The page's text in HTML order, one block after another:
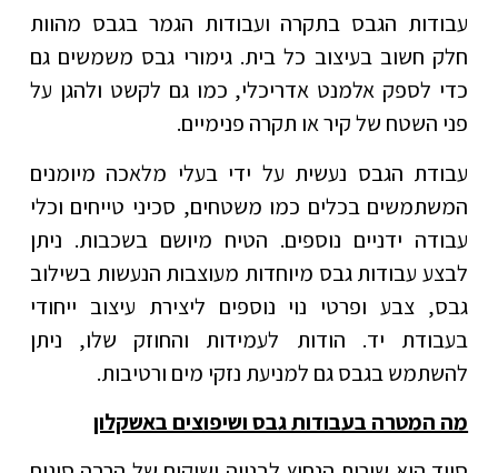
עבודות הגבס בתקרה ועבודות הגמר בגבס מהוות
חלק חשוב בעיצוב כל בית. גימורי גבס משמשים גם
כדי לספק אלמנט אדריכלי, כמו גם לקשט ולהגן על
פני השטח של קיר או תקרה פנימיים.
עבודת הגבס נעשית על ידי בעלי מלאכה מיומנים
המשתמשים בכלים כמו משטחים, סכיני טייחים וכלי
עבודה ידניים נוספים. הטיח מיושם בשכבות. ניתן
לבצע עבודות גבס מיוחדות מעוצבות הנעשות בשילוב
גבס, צבע ופרטי נוי נוספים ליצירת עיצוב ייחודי
בעבודת יד. הודות לעמידות והחוזק שלו, ניתן
להשתמש בגבס גם למניעת נזקי מים ורטיבות.
מה המטרה בעבודות גבס ושיפוצים באשקלון